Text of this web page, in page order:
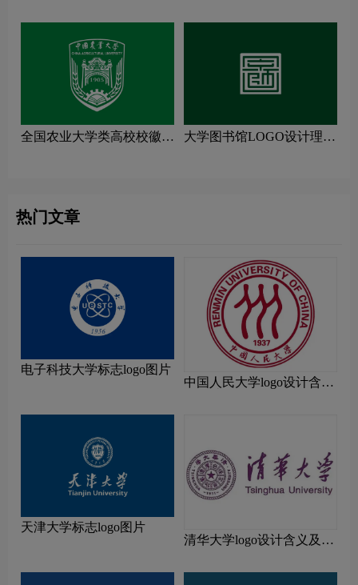
全国农业大学类高校校徽设
大学图书馆LOGO设计理念
热门文章
电子科技大学标志logo图片
中国人民大学logo设计含义
天津大学标志logo图片
清华大学logo设计含义及设